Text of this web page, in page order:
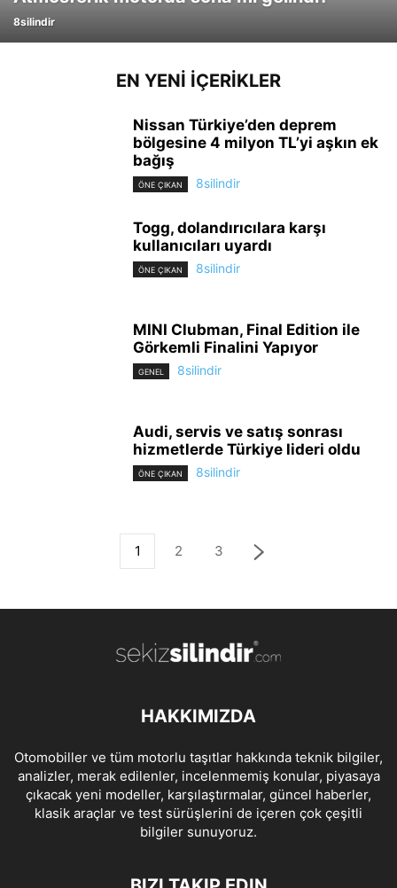
8silindir
EN YENI İÇERIKLER
Nissan Türkiye’den deprem
bölgesine 4 milyon TL’yi aşkın ek
bağış
ÖNE ÇIKAN 8silindir
Togg, dolandırıcılara karşı
kullanıcıları uyardı
ÖNE ÇIKAN 8silindir
MINI Clubman, Final Edition ile
Görkemli Finalini Yapıyor
GENEL 8silindir
Audi, servis ve satış sonrası
hizmetlerde Türkiye lideri oldu
ÖNE ÇIKAN 8silindir
1 2 3
HAKKIMIZDA
Otomobiller ve tüm motorlu taşıtlar hakkında teknik bilgiler,
analizler, merak edilenler, incelenmemiş konular, piyasaya
çıkacak yeni modeller, karşılaştırmalar, güncel haberler,
klasik araçlar ve test sürüşlerini de içeren çok çeşitli
bilgiler sunuyoruz.